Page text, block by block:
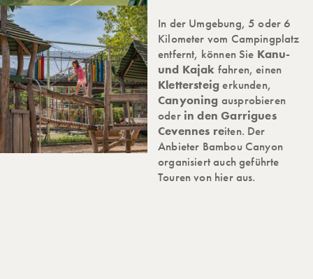
In der Umgebung, 5 oder 6
Kilometer vom Campingplatz
entfernt, können Sie Kanu-
und Kajak fahren, einen
Klettersteig erkunden,
Canyoning ausprobieren
oder in den Garrigues
Cevennes reiten. Der
Anbieter Bambou Canyon
organisiert auch geführte
Touren von hier aus.